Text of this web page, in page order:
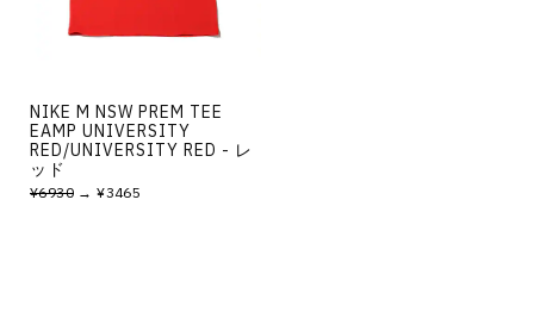
NIKE M NSW PREM TEE
EAMP UNIVERSITY
RED/UNIVERSITY RED - レ
ッド
¥6930 → ¥3465